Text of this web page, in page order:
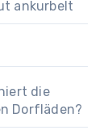
ankurbelt
die
Dorfläden?